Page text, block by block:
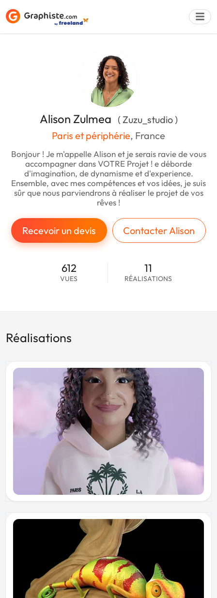
Alison Zulmea ( Zuzu_studio )
Paris et périphérie, France
Bonjour ! Je m'appelle Alison et je serais ravie de vous
accompagner dans VOTRE Projet ! e déborde
d'imagination, de dynamisme et d'experience.
Ensemble, avec mes compétences et vos idées, je suis
sûr que nous parviendrons à réaliser le projet de vos
rêves !
Recevoir un devis Contacter Alison
612
VUES
11
RÉALISATIONS
Réalisations